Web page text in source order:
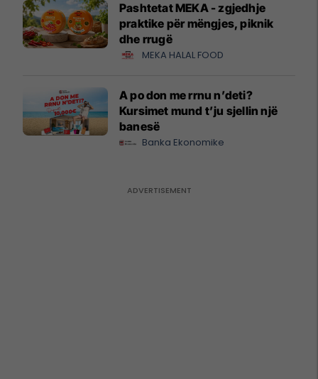
Pashtetat MEKA - zgjedhje
praktike për mëngjes, piknik
dhe rrugë
MEKA HALAL FOOD
A po don me rrnu n’deti?
Kursimet mund t’ju sjellin një
banesë
Banka Ekonomike